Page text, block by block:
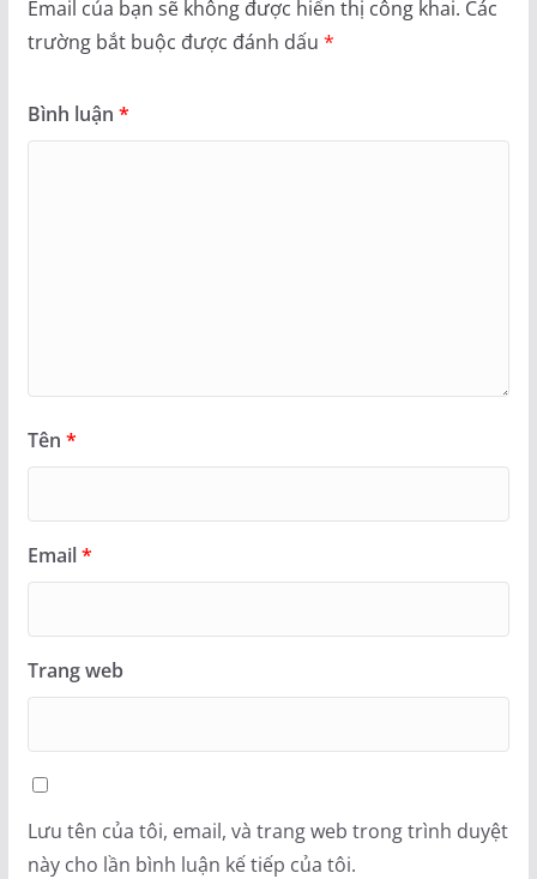
Email của bạn sẽ không được hiển thị công khai. Các
trường bắt buộc được đánh dấu *
Bình luận *
Tên *
Email*
Trang web
Lưu tên của tôi, email, và trang web trong trình duyệt
này cho lần bình luận kế tiếp của tôi.